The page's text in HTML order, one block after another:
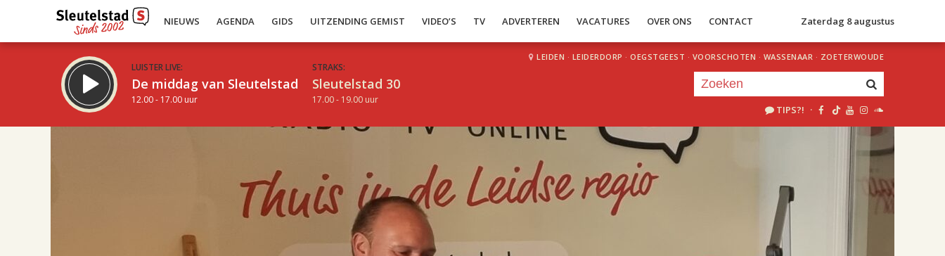
NIEUWS AGENDA GIDS UITZENDING GEMIST VIDEO’S TV ADVERTEREN VACATURES OVER ONS CONTACT Zaterdag 8 augustus
LUISTER LIVE:
De middag van Sleutelstad
12.00 - 17.00 uur
STRAKS:
Sleutelstad 30
17.00 - 19.00 uur
LEIDEN · LEIDERDORP · OEGSTGEEST · VOORSCHOTEN · WASSENAAR · ZOETERWOUDE
TIPS?! ·
uur 1 van 1
Volgend uur